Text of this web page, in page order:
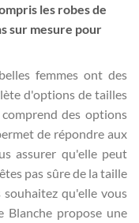
les robes de
sur mesure pour
femmes ont des
d'options de tailles
des options
de répondre aux
assurer qu'elle peut
pas sûre de la taille
qu'elle vous
Blanche propose une